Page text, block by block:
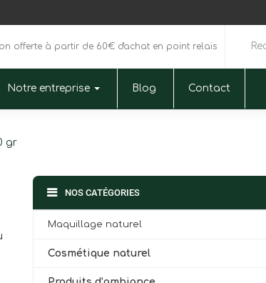
offerte à partir de 60€ d'achat en point relais
Notre entreprise Blog Contact
gr
NOS CATÉGORIES
Maquillage naturel
Cosmétique naturel